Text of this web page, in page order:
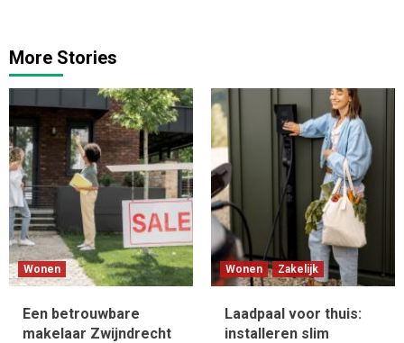
More Stories
Wonen
Een betrouwbare
makelaar Zwijndrecht
Wonen Zakelijk
Laadpaal voor thuis:
installeren slim